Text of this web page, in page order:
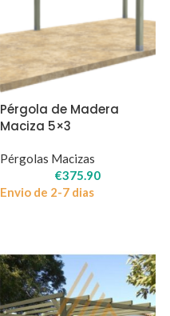
Pérgola de Madera
Maciza 5×3
Pérgolas Macizas
€375.90
Envio de 2-7 dias